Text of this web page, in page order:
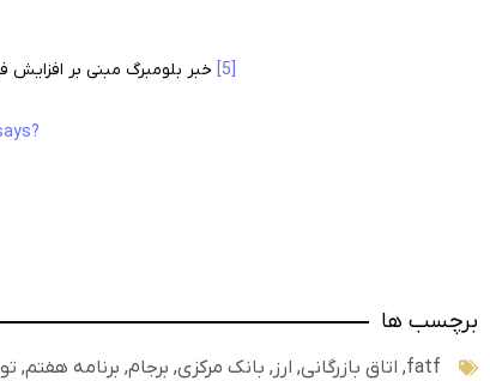
[5] خبر بلومبرگ مبنی بر افزایش فروش نفت به
برچسب ها
fatf
, اتاق بازرگانی, ارز , بانک مرکزی, برجام, برنامه هفتم,